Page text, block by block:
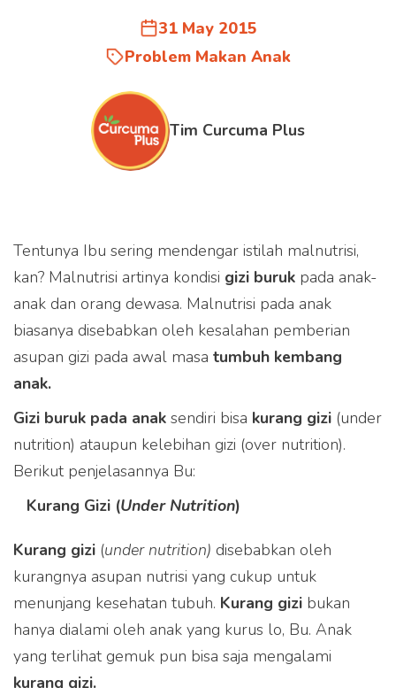
31 May 2015
Problem Makan Anak
Tim Curcuma Plus
Tentunya Ibu sering mendengar istilah malnutrisi,
kan? Malnutrisi artinya kondisi gizi buruk pada anak-
anak dan orang dewasa. Malnutrisi pada anak
biasanya disebabkan oleh kesalahan pemberian
asupan gizi pada awal masa tumbuh kembang
anak.
Gizi buruk pada anak sendiri bisa kurang gizi (under
nutrition) ataupun kelebihan gizi (over nutrition).
Berikut penjelasannya Bu:
Kurang Gizi (Under Nutrition)
Kurang gizi (under nutrition) disebabkan oleh
kurangnya asupan nutrisi yang cukup untuk
menunjang kesehatan tubuh. Kurang gizi bukan
hanya dialami oleh anak yang kurus lo, Bu. Anak
yang terlihat gemuk pun bisa saja mengalami
kurang gizi.